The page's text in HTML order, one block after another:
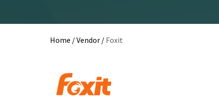
Home /Vendor / Foxit